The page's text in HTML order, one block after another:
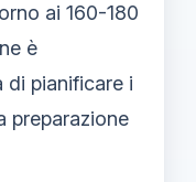
ai 160-180
è
di pianificare i
preparazione